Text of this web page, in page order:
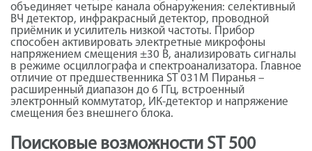
объединяет четыре канала обнаружения: селективный
ВЧ детектор, инфракрасный детектор, проводной
приёмник и усилитель низкой частоты. Прибор
способен активировать электретные микрофоны
напряжением смещения ±30 В, анализировать сигналы
в режиме осциллографа и спектроанализатора. Главное
отличие от предшественника ST 031M Пиранья –
расширенный диапазон до 6 ГГц, встроенный
электронный коммутатор, ИК-детектор и напряжение
смещения без внешнего блока.
Поисковые возможности ST 500